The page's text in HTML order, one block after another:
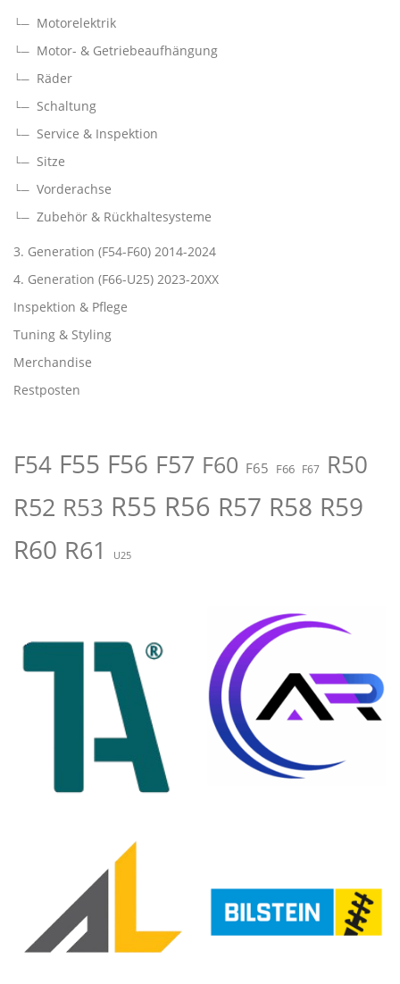
Motorelektrik
Motor- & Getriebeaufhängung
Räder
Schaltung
Service & Inspektion
Sitze
Vorderachse
Zubehör & Rückhaltesysteme
3. Generation (F54-F60) 2014-2024
4. Generation (F66-U25) 2023-20XX
Inspektion & Pflege
Tuning & Styling
Merchandise
Restposten
F54 F55 F56 F57 F60 F65 F66 F67 R50
R52 R53 R55 R56 R57 R58 R59
R60 R61 U25